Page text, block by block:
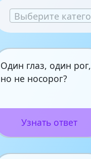
Выберите
Один глаз, один рог,
но не носорог?
Узнать ответ